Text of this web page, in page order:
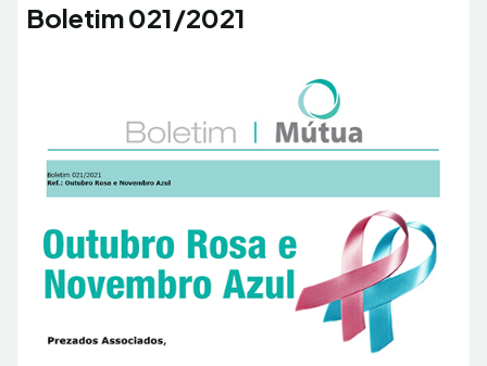
Boletim 021/2021